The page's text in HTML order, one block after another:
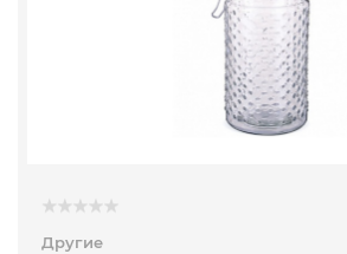
ПОДПИСАТЬСЯ
Другие